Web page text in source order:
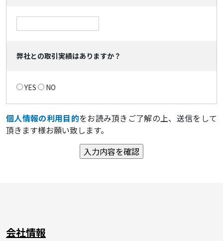
弊社との取引実績はありますか？
YES NO
個人情報の利用目的をお読み頂きご了解の上、送信をして
頂きます様お願い致します。
会社情報